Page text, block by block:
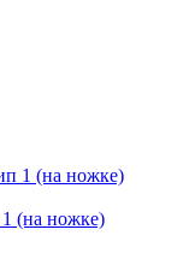
(на ножке)